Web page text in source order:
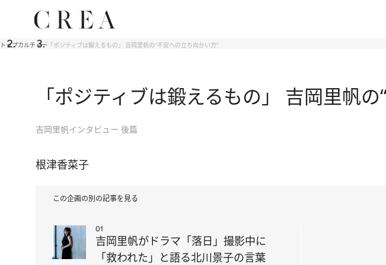
トップカルチャー 「ポジティブは鍛えるもの」 吉岡里帆の“不安への立ち向かい方”
「ポジティブは鍛えるもの」 吉岡里帆
吉岡里帆インタビュー 後篇
根津香菜子
この企画の別の記事を見る
01
吉岡里帆がドラマ「落日」撮影中に
「救われた」と語る北川景子の言葉